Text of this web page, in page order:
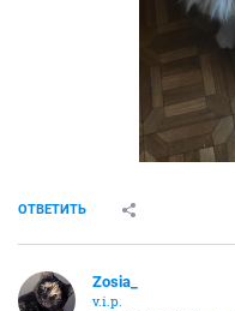
ОТВЕТИТЬ
Zosia_
v.i.p.